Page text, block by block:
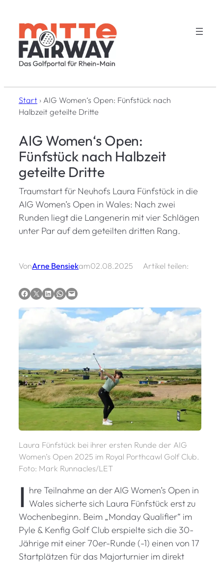
Inhalt
springen
Start › AIG Women‘s Open: Fünfstück nach
Halbzeit geteilte Dritte
AIG Women‘s Open:
Fünfstück nach Halbzeit
geteilte Dritte
Traumstart für Neuhofs Laura Fünfstück in die
AIG Women’s Open in Wales: Nach zwei
Runden liegt die Langenerin mit vier Schlägen
unter Par auf dem geteilten dritten Rang.
VonArne Bensiekam02.08.2025 Artikel teilen:
Auf Facebook teilenAuf X teilenAuf LinkedIn teilenVia WhatsApp teilenVia E-Mail teilen
Laura Fünfstück bei ihrer ersten Runde der AIG
Women’s Open 2025 im Royal Porthcawl Golf Club.
Foto: Mark Runnacles/LET
I hre Teilnahme an der AIG Women’s Open in
Wales sicherte sich Laura Fünfstück erst zu
Wochenbeginn. Beim „Monday Qualifier“ im
Pyle & Kenfig Golf Club erspielte sich die 30-
Jährige mit einer 70er-Runde (-1) einen von 17
Startplätzen für das Majorturnier im direkt